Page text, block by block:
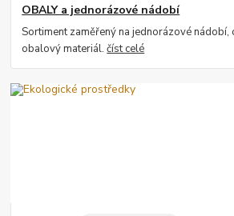
OBALY a jednorázové nádobí
Sortiment zaměřený na jednorázové nádobí,
obalový materiál.číst celé